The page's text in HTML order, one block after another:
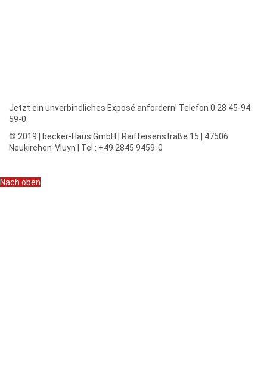
Jetzt ein unverbindliches Exposé anfordern! Telefon 0 28 45-94
59-0
© 2019 | becker-Haus GmbH | Raiffeisenstraße 15 | 47506
Neukirchen-Vluyn | Tel.: +49 2845 9459-0
Nach oben